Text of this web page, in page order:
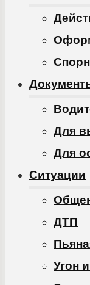
Для
Для
Ситуации
ДТП
Угон